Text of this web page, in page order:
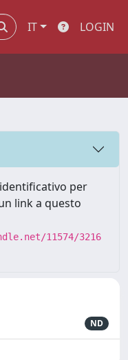
IT LOGIN
per
link a questo
11574/3216
ND